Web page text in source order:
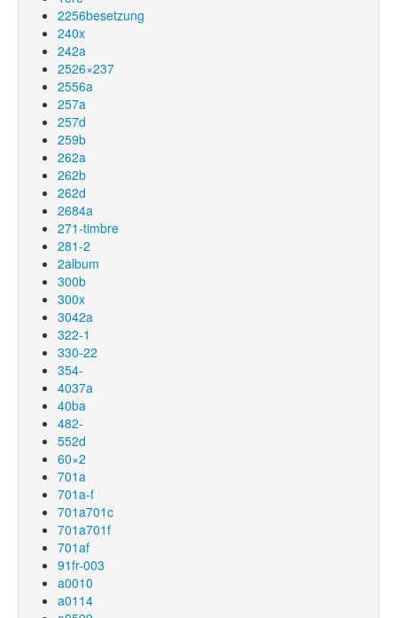
2256besetzung
240x
242a
2526×237
2556a
257a
257d
259b
262a
262b
262d
2684a
271-timbre
281-2
2album
300b
300x
3042a
322-1
330-22
354-
4037a
40ba
482-
552d
60×2
701a
701a-f
701a701c
701a701f
701af
91fr-003
a0010
a0114